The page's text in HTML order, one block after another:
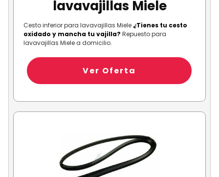
lavavajillas Miele
Cesto inferior para lavavajillas Miele ¿Tienes tu cesto
oxidado y mancha tu vajilla? Repuesto para
lavavajillas Miele a domicilio.
Ver Oferta